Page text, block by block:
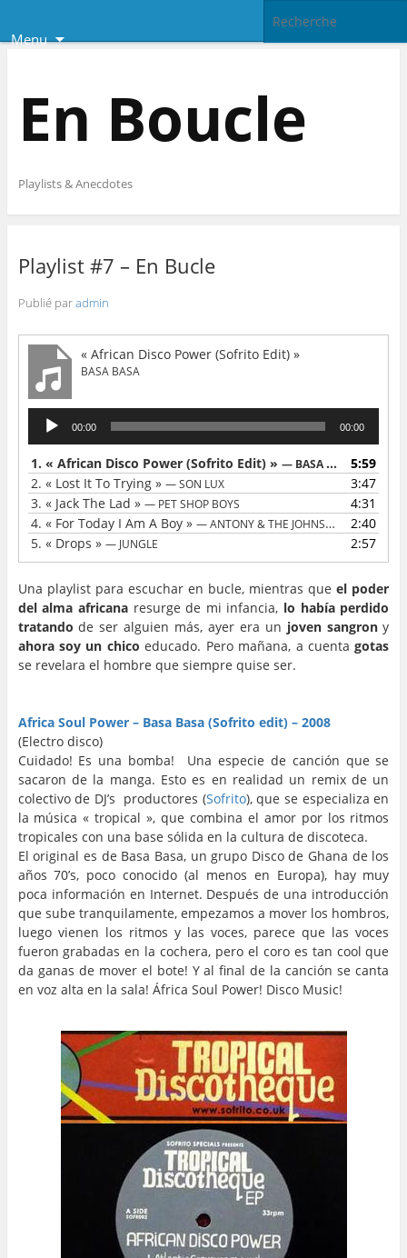
Menu
En Boucle
Playlists & Anecdotes
Playlist #7 – En Bucle
Publié paradmin
« African Disco Power (Sofrito Edit) »
BASA BASA
Lecteur
audio
00:00 00:00
1. « African Disco Power (Sofrito Edit) » — BASA BASA
5:59
2. « Lost It To Trying » — SON LUX
3:47
3. « Jack The Lad » — PET SHOP BOYS
4:31
4. « For Today I Am A Boy » — ANTONY & THE JOHNSONS
2:40
5. « Drops » — JUNGLE 2:57
Una playlist para escuchar en bucle, mientras queel poder
del alma africanaresurge de mi infancia, lo había perdido
tratando de ser alguien más, ayer era un joven sangrony
ahora soy un chico educado. Pero mañana, a cuentagotas
se revelara el hombre que siempre quise ser.
Africa Soul Power – Basa Basa (Sofrito edit) – 2008
(Electro disco)
Cuidado! Es una bomba! Una especie de canción que se
sacaron de la manga. Esto es en realidad un remix de un
colectivo de DJ’s productores (Sofrito), que se especializa en
la música « tropical », que combina el amor por los ritmos
tropicales con una base sólida en la cultura de discoteca.
El original es de Basa Basa, un grupo Disco de Ghana de los
años 70’s, poco conocido (al menos en Europa), hay muy
poca información en Internet. Después de una introducción
que sube tranquilamente, empezamos a mover los hombros,
luego vienen los ritmos y las voces, parece que las voces
fueron grabadas en la cochera, pero el coro es tan cool que
da ganas de mover el bote! Y al final de la canción se canta
en voz alta en la sala! África Soul Power! Disco Music!